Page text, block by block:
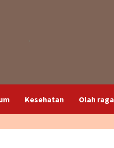
Kesehatan Olah raga